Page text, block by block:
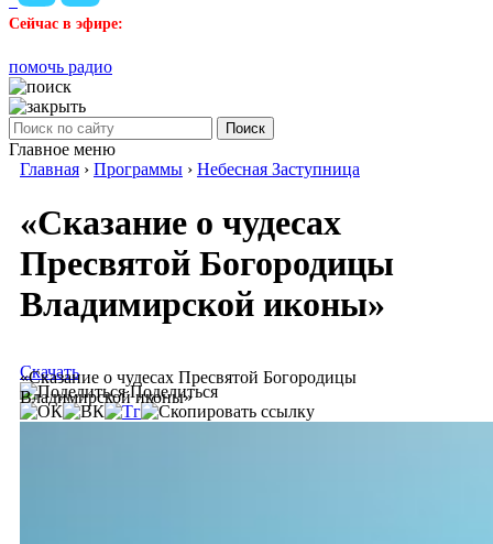
Сейчас в эфире:
помочь радио
Поиск
Главное меню
Главная › Программы › Небесная Заступница
«Сказание о чудесах
Пресвятой Богородицы
Владимирской иконы»
«Сказание о чудесах Пресвятой Богородицы
Владимирской иконы»
Скачать
Поделиться